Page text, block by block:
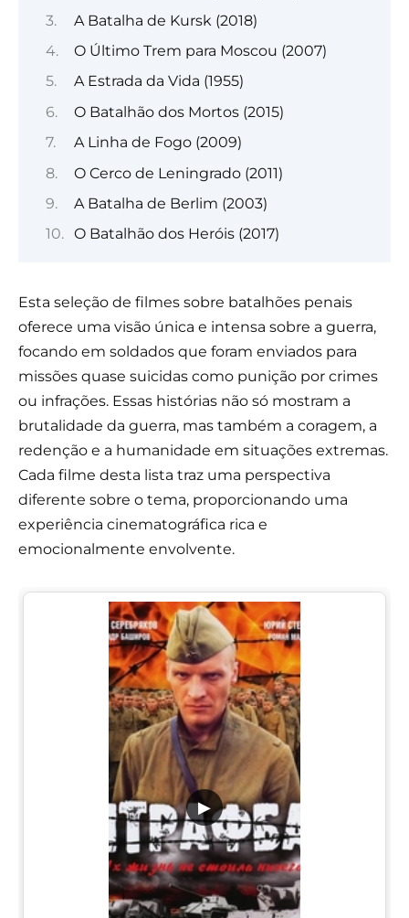
A Batalha de Kursk (2018)
O Último Trem para Moscou (2007)
A Estrada da Vida (1955)
O Batalhão dos Mortos (2015)
A Linha de Fogo (2009)
O Cerco de Leningrado (2011)
A Batalha de Berlim (2003)
O Batalhão dos Heróis (2017)
Esta seleção de filmes sobre batalhões penais
oferece uma visão única e intensa sobre a guerra,
focando em soldados que foram enviados para
missões quase suicidas como punição por crimes
ou infrações. Essas histórias não só mostram a
brutalidade da guerra, mas também a coragem, a
redenção e a humanidade em situações extremas.
Cada filme desta lista traz uma perspectiva
diferente sobre o tema, proporcionando uma
experiência cinematográfica rica e
emocionalmente envolvente.
▶